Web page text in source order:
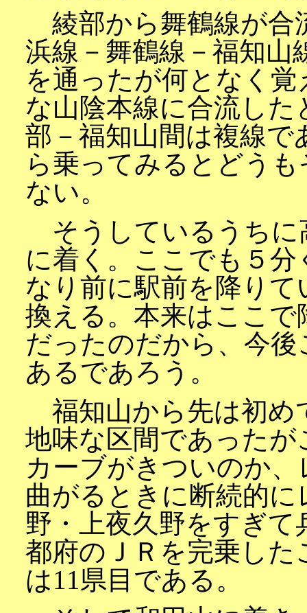
綾部から舞鶴線が合
浜線－舞鶴線－福知
を通ったが何となく
な山陰本線に合流し
部－福知山間は複線
ら乗ってみるとどう
ない。
そうしているうちに
に着く。ここでも５
なり前に駅前を降り
換える。本来はここ
だったのだから、今
あるであろう。
福知山から先は初め
地味な区間であった
カーブがきついのか
曲がるときに断続的
野・上夜久野をすぎ
都府のＪＲを完乗し
は11県目である。